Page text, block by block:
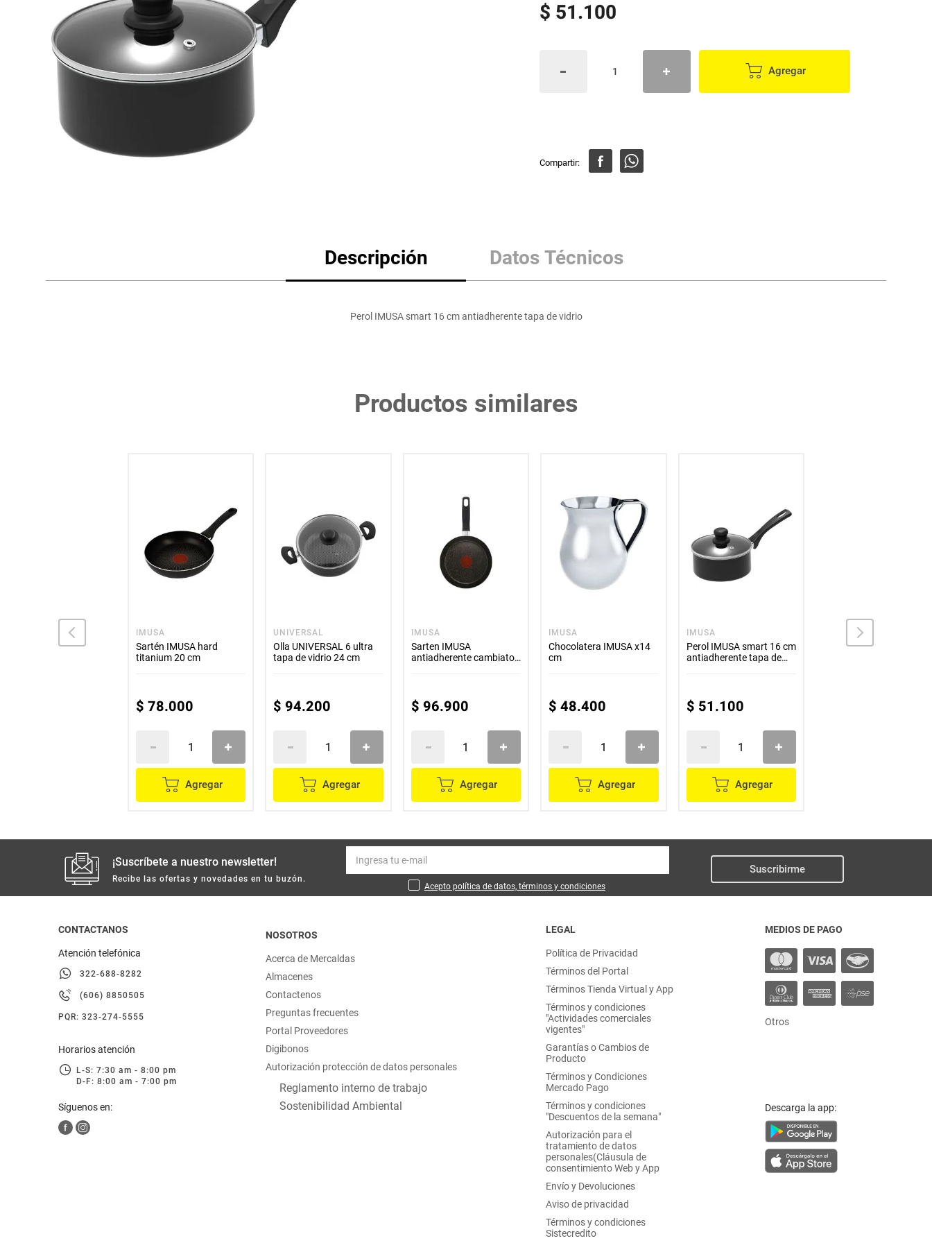
lácteos y refrigerados
vinos y licores
otros
$ 51.100
Agregar
Descripción Datos Técnicos
Perol IMUSA smart 16 cm antiadherente tapa de vidrio
Productos similares
ILKO con
IMUSA
Sartén IMUSA hard
titanium 20 cm
$ 78.000
Agregar
UNIVERSAL
Olla UNIVERSAL 6 ultra
tapa de vidrio 24 cm
$ 94.200
Agregar
IMUSA
Sarten IMUSA
antiadherente cambiaton
$ 96.900
Agregar
IMUSA
Chocolatera IMUSA x14
cm
$ 48.400
Agregar
IMUSA
Perol IMUSA smart 16 cm
antiadherente tapa de
$ 51.100
Agregar
Cacerola IMUSA 16 cm
¡Suscríbete a nuestro newsletter!
Recibe las ofertas y novedades en tu buzón.
Acepto política de datos, términos y condiciones
Suscribirme
CONTACTANOS
Atención telefónica
322-688-8282
(606) 8850505
PQR: 323-274-5555
Horarios atención
L-S: 7:30 am - 8:00 pm
D-F: 8:00 am - 7:00 pm
Síguenos en:
NOSOTROS
Acerca de Mercaldas
Almacenes
Contactenos
Preguntas frecuentes
Portal Proveedores
Digibonos
Autorización protección de datos personales
Reglamento interno de trabajo
Sostenibilidad Ambiental
LEGAL
Política de Privacidad
Términos del Portal
Términos Tienda Virtual y App
Términos y condiciones
"Actividades comerciales
vigentes"
Garantías o Cambios de
Producto
Términos y Condiciones
Mercado Pago
Términos y condiciones
"Descuentos de la semana"
Autorización para el
tratamiento de datos
personales(Cláusula de
consentimiento Web y App
Envío y Devoluciones
Aviso de privacidad
Términos y condiciones
Sistecredito
MEDIOS DE PAGO
Otros
Descarga la app:
Arroz